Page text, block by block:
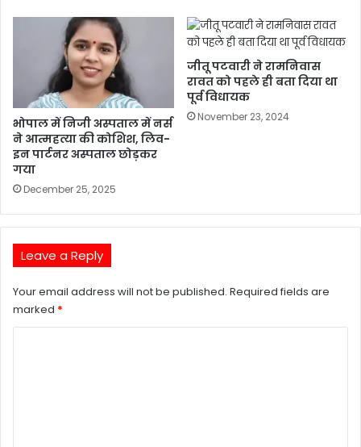
भोपाल में निजी अस्पताल में नर्स
ने आत्महत्या की कोशिश, लिव-
इन पार्टनर अस्पताल छोड़कर
गया
December 25, 2025
जीतू पटवारी ने रामनिवास
रावत को पहले ही बता दिया था
पूर्व विधायक
November 23, 2024
Leave a Reply
Your email address will not be published. Required fields are
marked *